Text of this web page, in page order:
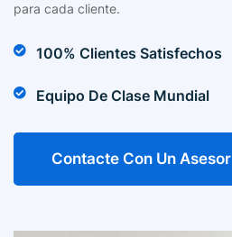
para cada cliente.
100% Clientes Satisfechos
Equipo De Clase Mundial
Contacte Con Un Asesor